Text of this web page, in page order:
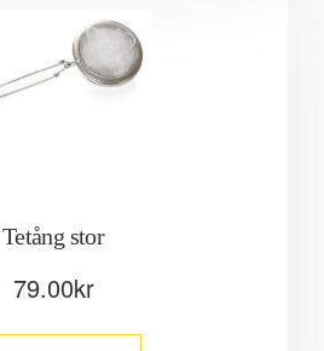
Tetång stor
79.00kr